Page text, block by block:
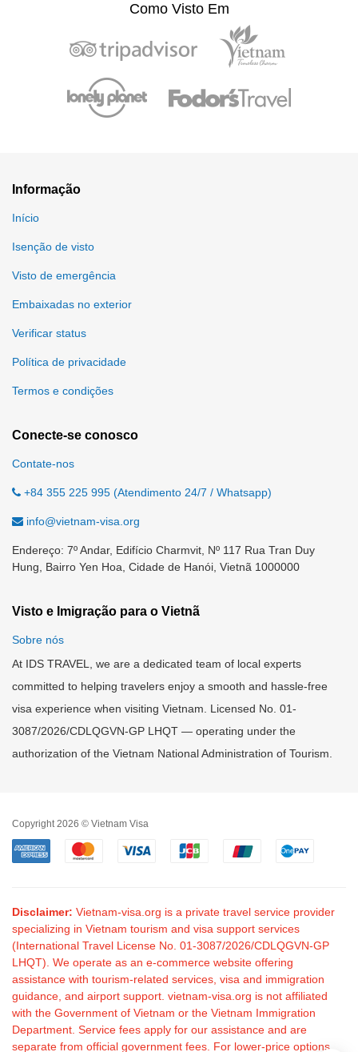
Como Visto Em
Informação
Início
Isenção de visto
Visto de emergência
Embaixadas no exterior
Verificar status
Política de privacidade
Termos e condições
Conecte-se conosco
Contate-nos
+84 355 225 995 (Atendimento 24/7 / Whatsapp)
info@vietnam-visa.org
Endereço: 7º Andar, Edifício Charmvit, Nº 117 Rua Tran Duy
Hung, Bairro Yen Hoa, Cidade de Hanói, Vietnã 1000000
Visto e Imigração para o Vietnã
Sobre nós
At IDS TRAVEL, we are a dedicated team of local experts
committed to helping travelers enjoy a smooth and hassle-free
visa experience when visiting Vietnam. Licensed No. 01-
3087/2026/CDLQGVN-GP LHQT — operating under the
authorization of the Vietnam National Administration of Tourism.
Copyright 2026 © Vietnam Visa
Disclaimer: Vietnam-visa.org is a private travel service provider
specializing in Vietnam tourism and visa support services
(International Travel License No. 01-3087/2026/CDLQGVN-GP
LHQT). We operate as an e-commerce website offering
assistance with tourism-related services, visa and immigration
guidance, and airport support. vietnam-visa.org is not affiliated
with the Government of Vietnam or the Vietnam Immigration
Department. Service fees apply for our assistance and are
separate from official government fees. For lower-price options,